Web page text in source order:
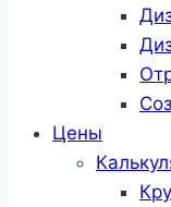
Цены